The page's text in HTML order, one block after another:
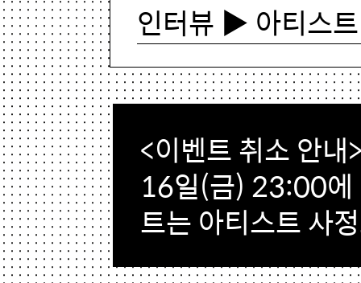
인터뷰 ▶ 아티스
<이벤트 취소 안내
16일(금) 23:00에
트는 아티스트 사